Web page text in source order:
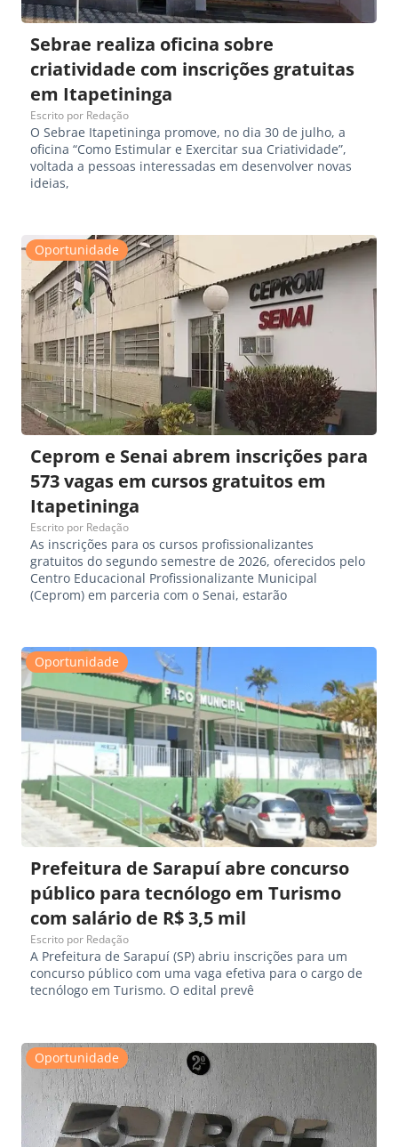
Sebrae realiza oficina sobre
criatividade com inscrições gratuitas
em Itapetininga
Escrito por Redação
O Sebrae Itapetininga promove, no dia 30 de julho, a
oficina “Como Estimular e Exercitar sua Criatividade”,
voltada a pessoas interessadas em desenvolver novas
ideias,
Oportunidade
Ceprom e Senai abrem inscrições para
573 vagas em cursos gratuitos em
Itapetininga
Escrito por Redação
As inscrições para os cursos profissionalizantes
gratuitos do segundo semestre de 2026, oferecidos pelo
Centro Educacional Profissionalizante Municipal
(Ceprom) em parceria com o Senai, estarão
Oportunidade
Prefeitura de Sarapuí abre concurso
público para tecnólogo em Turismo
com salário de R$ 3,5 mil
Escrito por Redação
A Prefeitura de Sarapuí (SP) abriu inscrições para um
concurso público com uma vaga efetiva para o cargo de
tecnólogo em Turismo. O edital prevê
Oportunidade